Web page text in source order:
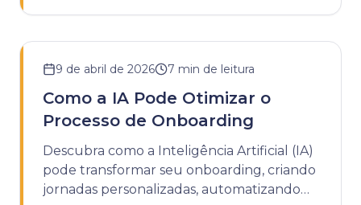
9 de abril de 2026 7 min de leitura
Como a IA Pode Otimizar o
Processo de Onboarding
Descubra como a Inteligência Artificial (IA)
pode transformar seu onboarding, criando
jornadas personalizadas, automatizando